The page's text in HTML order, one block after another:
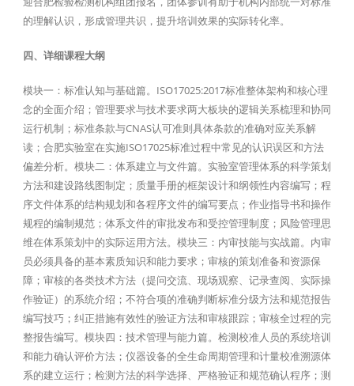
的理解认识，形成管理共识，提升培训效果的实际转化率。
四、详细课程大纲
模块一：标准认知与基础篇。ISO17025:2017标准整体架构和核心理
念的全面介绍；管理要求与技术要求两大板块的逻辑关系梳理和协同
运行机制；标准条款与CNAS认可准则具体条款的准确对应关系解
读；合肥实验室在实施ISO17025标准过程中常见的认识误区和方法
偏差分析。模块二：体系建立与文件篇。实验室管理体系的科学策划
方法和建设路线图制定；质量手册的框架设计和纲领性内容编写；程
序文件体系的结构规划和各程序文件的编写要点；作业指导书和操作
规程的编制规范；体系文件的审批发布和受控管理制度；风险管理思
维在体系策划中的实际运用方法。模块三：内审技能与实战篇。内审
员必须具备的基本素质知识和能力要求；审核的策划准备和资源保
障；审核的各类技术方法（提问交流、现场观察、记录查阅、实际操
作验证）的系统介绍；不符合项的准确判断标准分级方法和规范报告
编写技巧；纠正措施有效性的验证方法和审核跟踪；审核全过程的完
整报告编写。模块四：技术管理与能力篇。检测校准人员的系统培训
和能力确认评价方法；仪器设备的全生命周期管理和计量校准溯源体
系的建立运行；检测方法的科学选择、严格验证和规范确认程序；测